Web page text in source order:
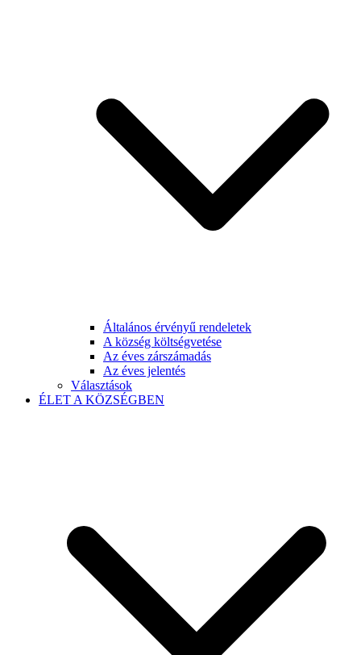
Általános érvényű rendeletek
A község költségvetése
Az éves zárszámadás
Az éves jelentés
Választások
ÉLET A KÖZSÉGBEN